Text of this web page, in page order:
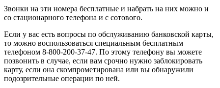
Звонки на эти номера бесплатные и набрать на них можно и
со стационарного телефона и с сотового.
Если у вас есть вопросы по обслуживанию банковской карты,
то можно воспользоваться специальным бесплатным
телефоном 8-800-200-37-47. По этому телефону вы можете
позвонить в случае, если вам срочно нужно заблокировать
карту, если она скомпрометирована или вы обнаружили
подозрительные операции по ней.